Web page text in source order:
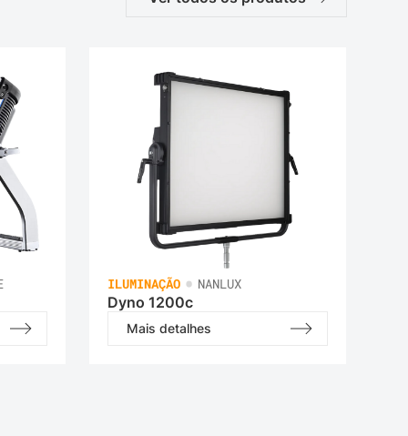
ILUMINAÇÃO• NANLUX
Dyno 1200c
Mais detalhes